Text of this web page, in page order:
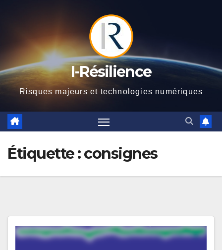
I-Résilience
Risques majeurs et technologies numériques
Étiquette :consignes